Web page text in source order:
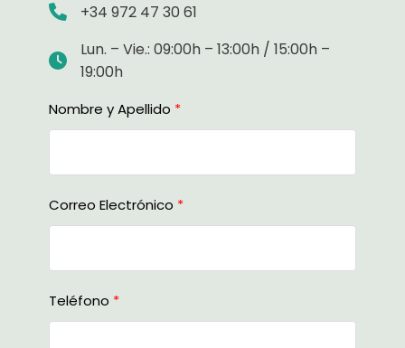
+34 972 47 30 61
Lun. – Vie.: 09:00h – 13:00h / 15:00h –
19:00h
Nombre y Apellido
Correo Electrónico
Teléfono